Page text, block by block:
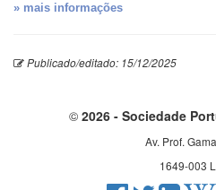
» mais informações
Publicado/editado: 15/12/2025
© 2026 - Sociedade
Av. Prof.
1649-003